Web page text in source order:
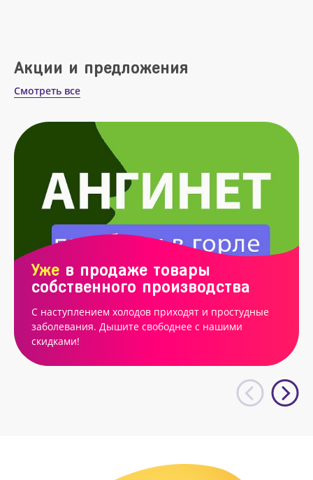
Акции и предложения
Смотреть все
Уже в продаже товары
собственного производства
С наступлением холодов приходят и простудные
заболевания. Дышите свободнее с нашими
скидками!